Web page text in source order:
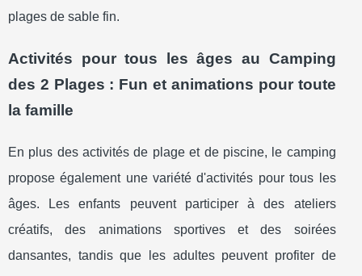
plages de sable fin.
Activités pour tous les âges au Camping
des 2 Plages : Fun et animations pour toute
la famille
En plus des activités de plage et de piscine, le camping
propose également une variété d'activités pour tous les
âges. Les enfants peuvent participer à des ateliers
créatifs, des animations sportives et des soirées
dansantes, tandis que les adultes peuvent profiter de